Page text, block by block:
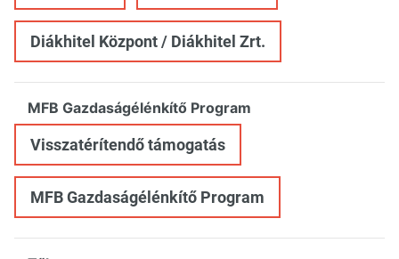
Diákhitel Központ / Diákhitel Zrt.
MFB Gazdaságélénkítő Program
Visszatérítendő támogatás
MFB Gazdaságélénkítő Program